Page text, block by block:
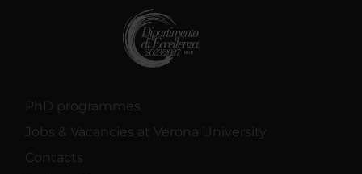
PhD programmes
Jobs & Vacancies at Verona University
Contacts